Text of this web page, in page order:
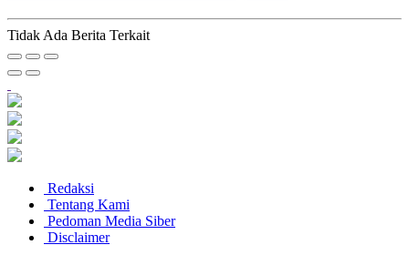
Tidak Ada Berita Terkait
Redaksi
Tentang Kami
Pedoman Media Siber
Disclaimer